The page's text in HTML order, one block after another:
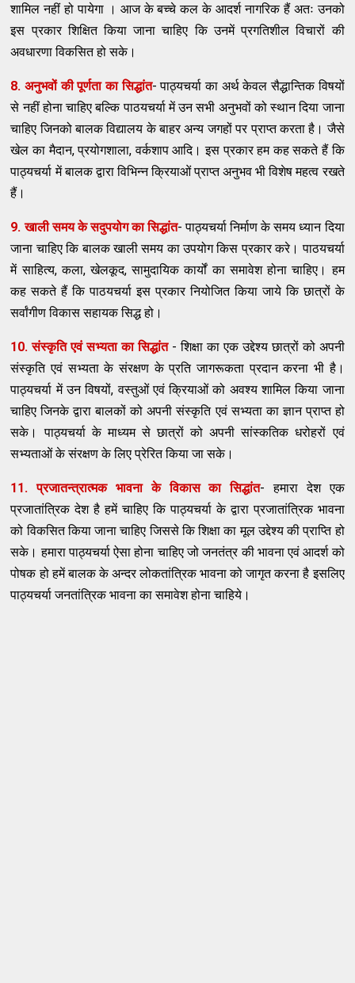
शामिल नहीं हो पायेगा । आज के बच्चे कल के आदर्श नागरिक हैं अतः उनको
इस प्रकार शिक्षित किया जाना चाहिए कि उनमें प्रगतिशील विचारों की
अवधारणा विकसित हो सके।
8. अनुभवों की पूर्णता का सिद्धांत- पाठ्यचर्या का अर्थ केवल सैद्धान्तिक विषयों
से नहीं होना चाहिए बल्कि पाठयचर्या में उन सभी अनुभवों को स्थान दिया जाना
चाहिए जिनको बालक विद्यालय के बाहर अन्य जगहों पर प्राप्त करता है। जैसे
खेल का मैदान, प्रयोगशाला, वर्कशाप आदि। इस प्रकार हम कह सकते हैं कि
पाठ्यचर्या में बालक द्वारा विभिन्न क्रियाओं प्राप्त अनुभव भी विशेष महत्व रखते
हैं।
9. खाली समय के सदुपयोग का सिद्धांत- पाठ्यचर्या निर्माण के समय ध्यान दिया
जाना चाहिए कि बालक खाली समय का उपयोग किस प्रकार करे। पाठयचर्या
में साहित्य, कला, खेलकूद, सामुदायिक कार्यों का समावेश होना चाहिए। हम
कह सकते हैं कि पाठयचर्या इस प्रकार नियोजित किया जाये कि छात्रों के
सर्वांगीण विकास सहायक सिद्ध हो।
10. संस्कृति एवं सभ्यता का सिद्धांत- शिक्षा का एक उद्देश्य छात्रों को अपनी
संस्कृति एवं सभ्यता के संरक्षण के प्रति जागरूकता प्रदान करना भी है।
पाठ्यचर्या में उन विषयों, वस्तुओं एवं क्रियाओं को अवश्य शामिल किया जाना
चाहिए जिनके द्वारा बालकों को अपनी संस्कृति एवं सभ्यता का ज्ञान प्राप्त हो
सके। पाठ्यचर्या के माध्यम से छात्रों को अपनी सांस्कतिक धरोहरों एवं
सभ्यताओं के संरक्षण के लिए प्रेरित किया जा सके।
11. प्रजातन्त्रात्मक भावना के विकास का सिद्धांत- हमारा देश एक
प्रजातांत्रिक देश है हमें चाहिए कि पाठ्यचर्या के द्वारा प्रजातांत्रिक भावना
को विकसित किया जाना चाहिए जिससे कि शिक्षा का मूल उद्देश्य की प्राप्ति हो
सके। हमारा पाठ्यचर्या ऐसा होना चाहिए जो जनतंत्र की भावना एवं आदर्श को
पोषक हो हमें बालक के अन्दर लोकतांत्रिक भावना को जागृत करना है इसलिए
पाठ्यचर्या जनतांत्रिक भावना का समावेश होना चाहिये।